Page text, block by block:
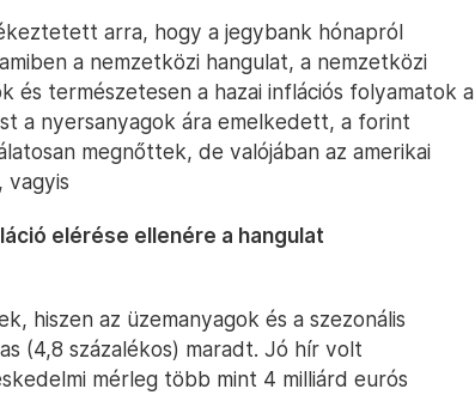
arra, hogy a jegybank hónapról
a nemzetközi hangulat, a nemzetközi
és természetesen a hazai inflációs folyamatok a
a nyersanyagok ára emelkedett, a forint
megnőttek, de valójában az amerikai
vagyis
elérése ellenére a hangulat
hiszen az üzemanyagok és a szezonális
(4,8 százalékos) maradt. Jó hír volt
mérleg több mint 4 milliárd eurós